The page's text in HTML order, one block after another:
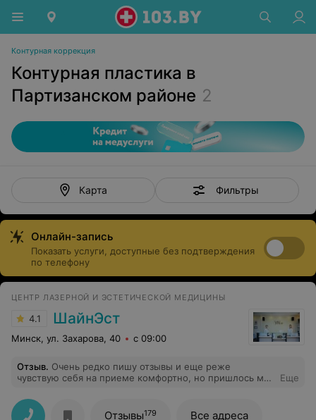
Контурная коррекция
Контурная пластика в
Партизанском районе 2
Карта Фильтры
Онлайн-запись
Показать услуги, доступные без подтверждения
по телефону
ЦЕНТР ЛАЗЕРНОЙ И ЭСТЕТИЧЕСКОЙ МЕДИЦИНЫ
4.1 ШайнЭст
Минск, ул. Захарова, 40 с 09:00
Отзыв. Очень редко пишу отзывы и еще реже
чувствую себя на приеме комфортно, но пришлось мне
похожее, и очень повезло попасть к Алексею Палычу:
отличный хирург, приятный человек, врач из разряда -
Еще
Отзывы179 Все адреса